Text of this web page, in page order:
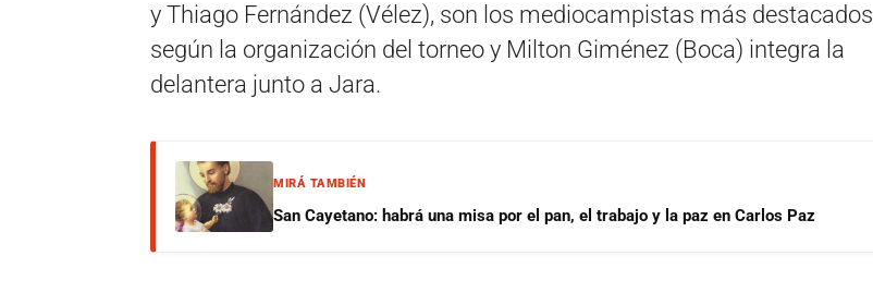
y Thiago Fernández (Vélez), son los mediocampistas más destacados
según la organización del torneo y Milton Giménez (Boca) integra la
delantera junto a Jara.
MIRÁ TAMBIÉN
San Cayetano: habrá una misa por el pan, el trabajo y la paz en Carlos Paz